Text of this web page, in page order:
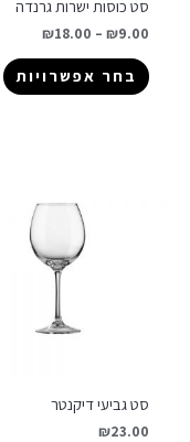
סט כוסות ישרות גרנדה
₪9.00
–
₪18.00
בחר אפשרויות
סט גביעי דיקנטר
₪23.00